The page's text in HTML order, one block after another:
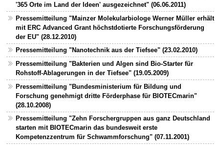
'365 Orte im Land der Ideen' ausgezeichnet" (06.06.2011)
Pressemitteilung "Mainzer Molekularbiologe Werner Müller erhält
mit ERC Advanced Grant höchstdotierte Forschungsförderung
der EU" (28.12.2010)
Pressemitteilung "Nanotechnik aus der Tiefsee" (23.02.2010)
Pressemitteilung "Bakterien und Algen sind Bio-Starter für
Rohstoff-Ablagerungen in der Tiefsee" (19.05.2009)
Pressemitteilung "Bundesministerium für Bildung und
Forschung genehmigt dritte Förderphase für BIOTECmarin"
(28.10.2008)
Pressemitteilung "Zehn Forschergruppen aus ganz Deutschland
starten mit BIOTECmarin das bundesweit erste
Kompetenzzentrum für Schwammforschung" (07.11.2001)